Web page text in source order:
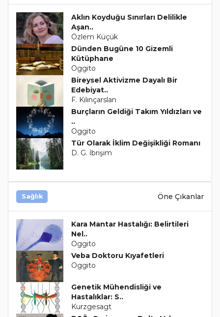
Aklın Koyduğu Sınırları Delilikle
Aşan..
Özlem Küçük
Dünden Bugüne 10 Gizemli
Kütüphane
Oggito
Bireysel Aktivizme Dayalı Bir
Edebiyat..
F. Kılınçarslan
Burçların Geldiği Takım Yıldızları ve
..
Oggito
Tür Olarak İklim Değişikliği Romanı
D. G. İbrişim
Sağlık Öne Çıkanlar
Kara Mantar Hastalığı: Belirtileri
Nel..
Oggito
Veba Doktoru Kıyafetleri
Oggito
Genetik Mühendisliği ve
Hastalıklar: S..
Kurzgesagt